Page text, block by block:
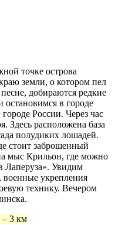
точке острова
земли, о котором пел
добираются редкие
в городе
России. Через час
Здесь расположена база
полудиких лошадей.
стоит заброшенный
мыс Крильон, где можно
Лаперуза». Увидим
укрепления
технику. Вечером
– 3 км